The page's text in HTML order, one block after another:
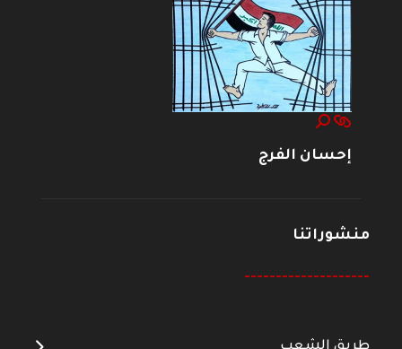
إحسان الفرج
منشوراتنا
--------------------